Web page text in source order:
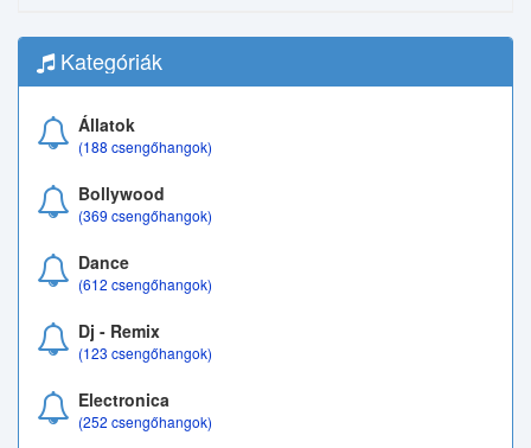
Kategóriák
Állatok
(188 csengőhangok)
Bollywood
(369 csengőhangok)
Dance
(612 csengőhangok)
Dj - Remix
(123 csengőhangok)
Electronica
(252 csengőhangok)